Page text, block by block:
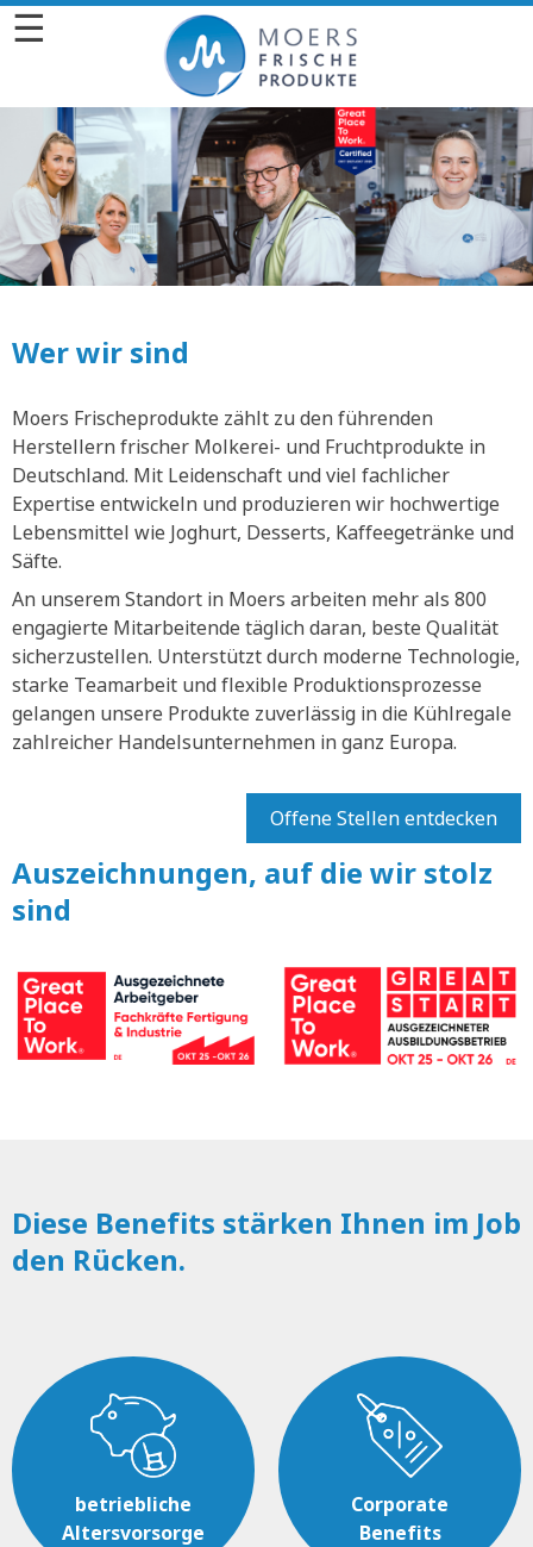
☰
Wer wir sind
Moers Frischeprodukte zählt zu den führenden
Herstellern frischer Molkerei- und Fruchtprodukte in
Deutschland. Mit Leidenschaft und viel fachlicher
Expertise entwickeln und produzieren wir hochwertige
Lebensmittel wie Joghurt, Desserts, Kaffeegetränke und
Säfte.
An unserem Standort in Moers arbeiten mehr als 800
engagierte Mitarbeitende täglich daran, beste Qualität
sicherzustellen. Unterstützt durch moderne Technologie,
starke Teamarbeit und flexible Produktionsprozesse
gelangen unsere Produkte zuverlässig in die Kühlregale
zahlreicher Handelsunternehmen in ganz Europa.
Offene Stellen entdecken
Auszeichnungen, auf die wir stolz
sind
Diese Benefits stärken Ihnen im Job
den Rücken.
betriebliche
Altersvorsorge
Corporate
Benefits